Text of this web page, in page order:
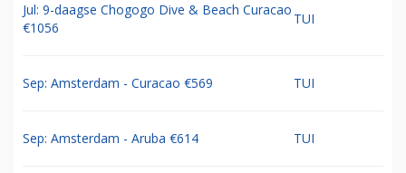
Jul: 9-daagse Chogogo Dive & Beach Curacao
€1056
TUI
Sep: Amsterdam - Curacao €569 TUI
Sep: Amsterdam - Aruba €614 TUI